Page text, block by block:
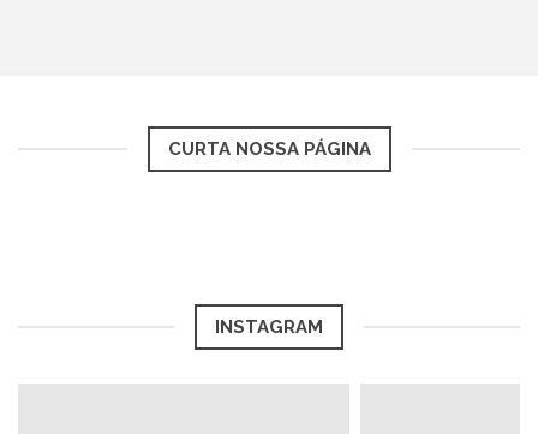
CURTA NOSSA PÁGINA
INSTAGRAM